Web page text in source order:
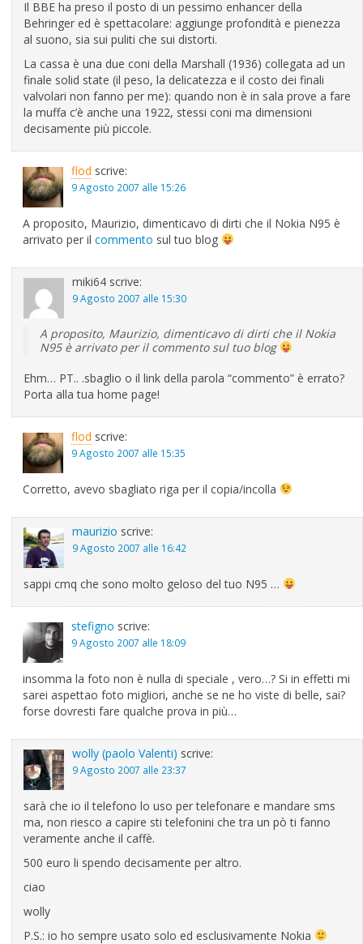
Il BBE ha preso il posto di un pessimo enhancer della
Behringer ed è spettacolare: aggiunge profondità e pienezza
al suono, sia sui puliti che sui distorti.
La cassa è una due coni della Marshall (1936) collegata ad un
finale solid state (il peso, la delicatezza e il costo dei finali
valvolari non fanno per me): quando non è in sala prove a fare
la muffa c’è anche una 1922, stessi coni ma dimensioni
decisamente più piccole.
flod scrive:
9 Agosto 2007 alle 15:26
A proposito, Maurizio, dimenticavo di dirti che il Nokia N95 è
arrivato per il commento sul tuo blog
miki64 scrive:
9 Agosto 2007 alle 15:30
A proposito, Maurizio, dimenticavo di dirti che il Nokia
N95 è arrivato per il commento sul tuo blog
Ehm… PT.. .sbaglio o il link della parola “commento” è errato?
Porta alla tua home page!
flod scrive:
9 Agosto 2007 alle 15:35
Corretto, avevo sbagliato riga per il copia/incolla
maurizio scrive:
9 Agosto 2007 alle 16:42
sappi cmq che sono molto geloso del tuo N95 …
stefigno scrive:
9 Agosto 2007 alle 18:09
insomma la foto non è nulla di speciale , vero…? Si in effetti mi
sarei aspettao foto migliori, anche se ne ho viste di belle, sai?
forse dovresti fare qualche prova in più…
wolly (paolo Valenti) scrive:
9 Agosto 2007 alle 23:37
sarà che io il telefono lo uso per telefonare e mandare sms
ma, non riesco a capire sti telefonini che tra un pò ti fanno
veramente anche il caffè.
500 euro li spendo decisamente per altro.
ciao
wolly
P.S.: io ho sempre usato solo ed esclusivamente Nokia